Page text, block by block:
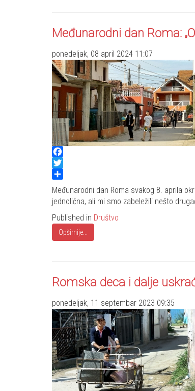
Međunarodni dan Roma:
ponedeljak, 08 april 2024 11:07
Facebook
Twitter
Share
Međunarodni dan Roma svakog 8. aprila
jednolična, ali mi smo zabeležili nešto
Published in Društvo
Opširnije...
Romska deca i dalje
ponedeljak, 11 septembar 2023 09:35